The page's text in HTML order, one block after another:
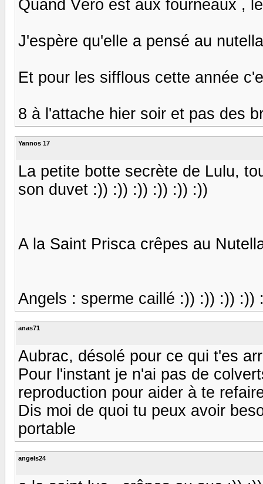
Quand Véro est aux fourneaux ,
J'espère qu'elle a pensé au
Et pour les sifflous cette année
8 à l'attache hier soir et pas des
Yannos 17
La petite botte secrète de Lulu,
son duvet :)) :)) :)) :)) :)) :))
A la Saint Prisca crêpes au
Angels : sperme caillé :)) :)) :)) :))
anas71
Aubrac, désolé pour ce qui t'es
Pour l'instant je n'ai pas de
reproduction pour aider à te
Dis moi de quoi tu peux avoir
portable
angels24